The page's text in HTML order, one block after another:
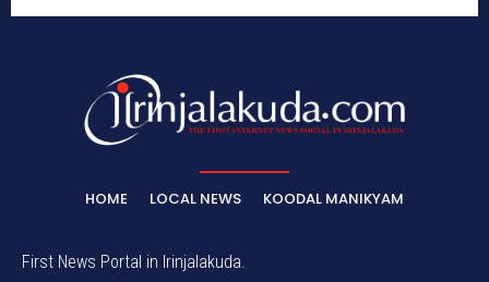
HOME LOCAL NEWS KOODAL MANIKYAM
First News Portal in Irinjalakuda.